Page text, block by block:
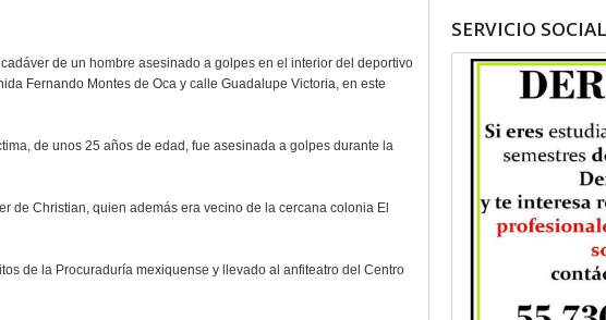
de un hombre asesinado a golpes en el interior del deportivo
Fernando Montes de Oca y calle Guadalupe Victoria, en este
de unos 25 años de edad, fue asesinada a golpes durante la
de Christian, quien además era vecino de la cercana colonia El
de la Procuraduría mexiquense y llevado al anfiteatro del Centro
SERVICIO SOCIAL